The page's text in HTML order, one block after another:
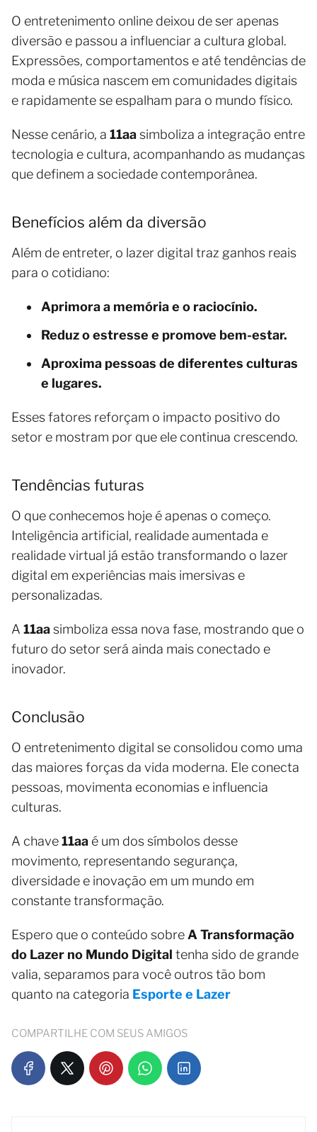
O entretenimento online deixou de ser apenas
diversão e passou a influenciar a cultura global.
Expressões, comportamentos e até tendências de
moda e música nascem em comunidades digitais
e rapidamente se espalham para o mundo físico.
Nesse cenário, a 11aasimboliza a integração entre
tecnologia e cultura, acompanhando as mudanças
que definem a sociedade contemporânea.
Benefícios além da diversão
Além de entreter, o lazer digital traz ganhos reais
para o cotidiano:
Aprimora a memória e o raciocínio.
Reduz o estresse e promove bem-estar.
Aproxima pessoas de diferentes culturas
e lugares.
Esses fatores reforçam o impacto positivo do
setor e mostram por que ele continua crescendo.
Tendências futuras
O que conhecemos hoje é apenas o começo.
Inteligência artificial, realidade aumentada e
realidade virtual já estão transformando o lazer
digital em experiências mais imersivas e
personalizadas.
A 11aasimboliza essa nova fase, mostrando que o
futuro do setor será ainda mais conectado e
inovador.
Conclusão
O entretenimento digital se consolidou como uma
das maiores forças da vida moderna. Ele conecta
pessoas, movimenta economias e influencia
culturas.
A chave11aa é um dos símbolos desse
movimento, representando segurança,
diversidade e inovação em um mundo em
constante transformação.
Espero que o conteúdo sobre A Transformação
do Lazer no Mundo Digital tenha sido de grande
valia, separamos para você outros tão bom
quanto na categoria Esporte e Lazer
COMPARTILHE COM SEUS AMIGOS